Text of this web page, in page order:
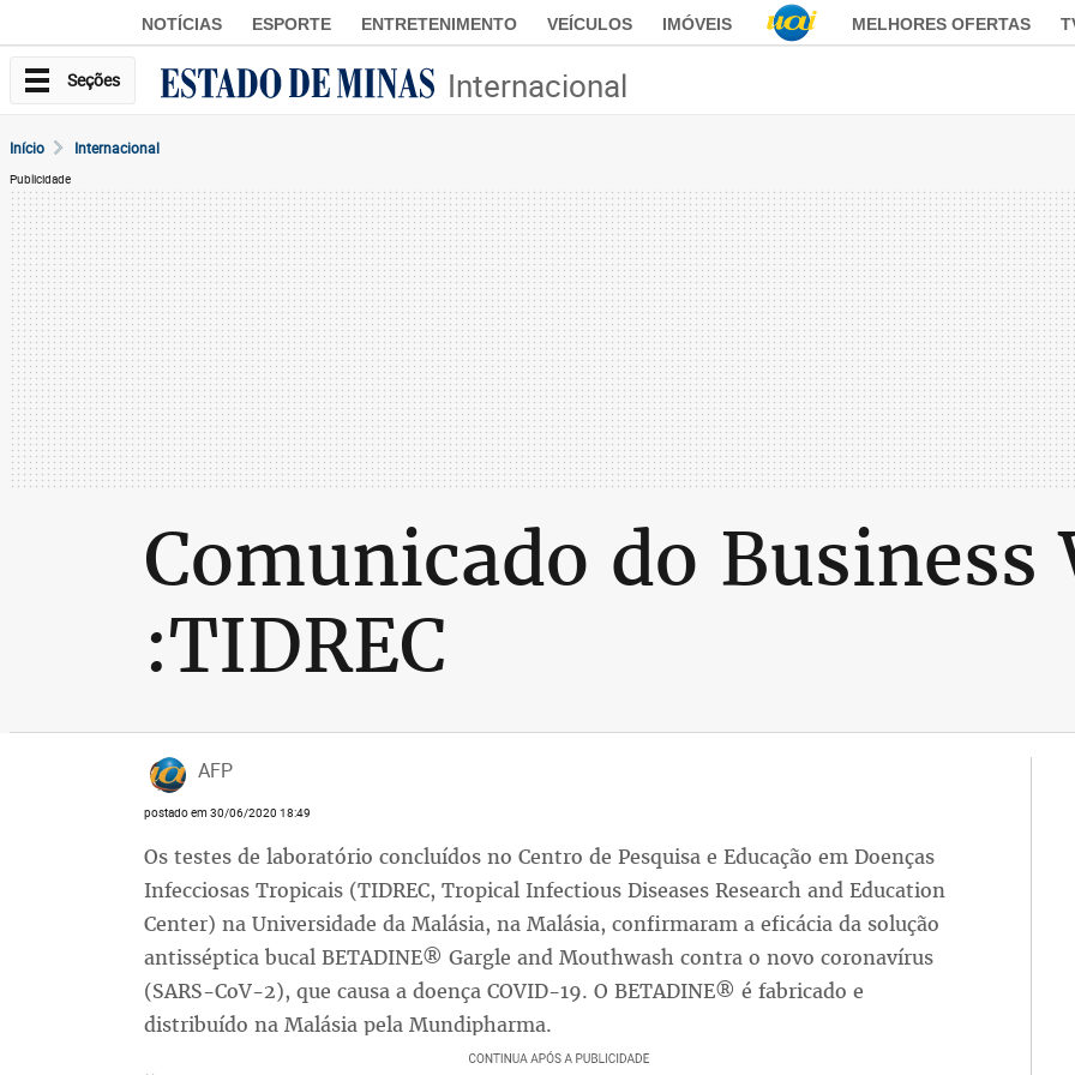
NOTÍCIAS ESPORTE ENTRETENIMENTO VEÍCULOS IMÓVEIS MELHORES OFERTAS
Seções Internacional
Início Internacional
Publicidade
Comunicado do Business
:TIDREC
AFP
postado em 30/06/2020 18:49
Os testes de laboratório concluídos no Centro de Pesquisa e Educação em Doenças
Infecciosas Tropicais (TIDREC, Tropical Infectious Diseases Research and Education
Center) na Universidade da Malásia, na Malásia, confirmaram a eficácia da solução
antisséptica bucal BETADINE® Gargle and Mouthwash contra o novo coronavírus
(SARS-CoV-2), que causa a doença COVID-19. O BETADINE® é fabricado e
distribuído na Malásia pela Mundipharma.